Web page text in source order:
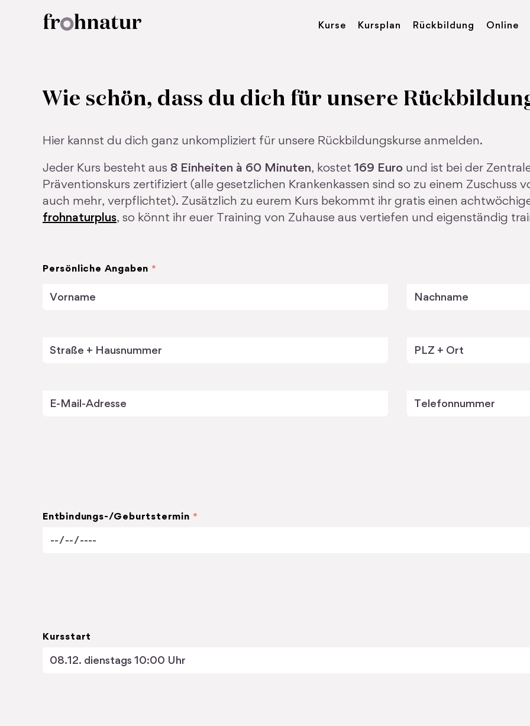
Kurse Kursplan Rückbildung Online
Wie schön, dass du dich für unsere
Hier kannst du dich ganz unkompliziert für unsere Rückbildungskurse anmelden.
Jeder Kurs besteht aus 8 Einheiten à 60 Minuten, kostet 169 Euro und ist bei der
Präventionskurs zertifiziert (alle gesetzlichen Krankenkassen sind so zu einem Zuschuss
auch mehr, verpflichtet). Zusätzlich zu eurem Kurs bekommt ihr gratis einen
frohnaturplus, so könnt ihr euer Training von Zuhause aus vertiefen und eigenständig
Persönliche Angaben*
Entbindungs-/Geburtstermin *
Kursstart